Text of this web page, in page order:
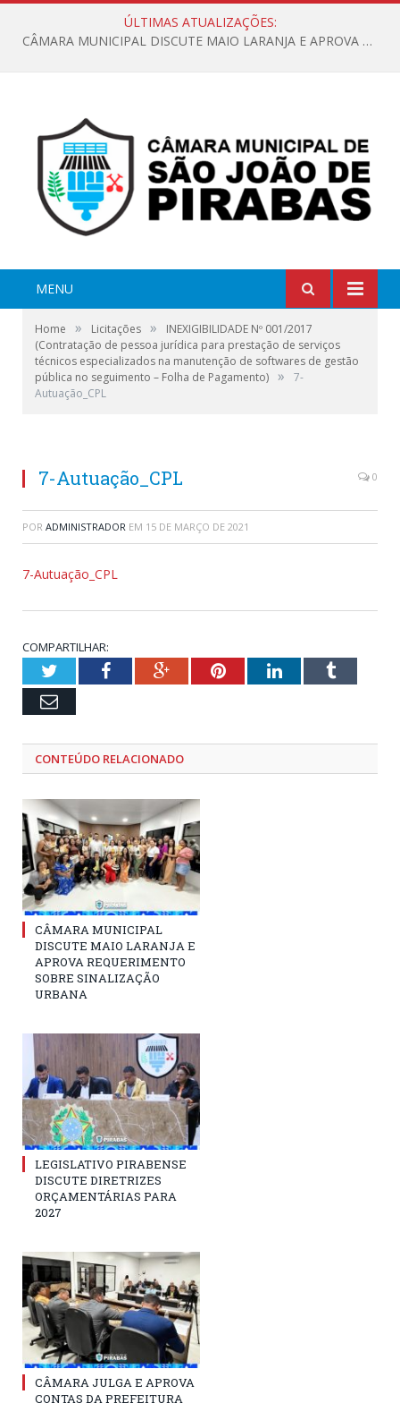
ÚLTIMAS ATUALIZAÇÕES:
CÂMARA MUNICIPAL DISCUTE MAIO LARANJA E APROVA REQUERIMENTO SOBRE SINALIZAÇÃO URBANA
MENU
Home » Licitações »
INEXIGIBILIDADE Nº 001/2017
(Contratação de pessoa jurídica para prestação de serviços
técnicos especializados na manutenção de softwares de gestão
pública no seguimento – Folha de Pagamento) »
7-
Autuação_CPL
7-Autuação_CPL 0
POR ADMINISTRADOR EM 15 DE MARÇO DE 2021
7-Autuação_CPL
COMPARTILHAR:
TwitterFacebookGoogle+PinterestLinkedInTumblr
Email
CONTEÚDO RELACIONADO
CÂMARA MUNICIPAL
DISCUTE MAIO LARANJA E
APROVA REQUERIMENTO
SOBRE SINALIZAÇÃO
URBANA
LEGISLATIVO PIRABENSE
DISCUTE DIRETRIZES
ORÇAMENTÁRIAS PARA
2027
CÂMARA JULGA E APROVA
CONTAS DA PREFEITURA